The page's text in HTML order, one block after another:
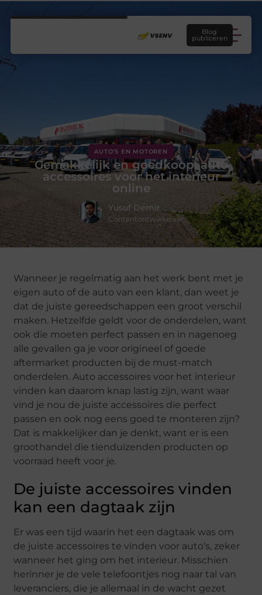
Blog
publiceren
AUTO’S EN MOTOREN
Gemakkelijk en goedkoop: auto
accessoires voor het interieur
online
Yusuf Demir
Contentontwikkelaar
Wanneer je regelmatig aan het werk bent met je
eigen auto of de auto van een klant, dan weet je
dat de juiste gereedschappen een groot verschil
maken. Hetzelfde geldt voor de onderdelen, want
ook die moeten perfect passen en in nagenoeg
alle gevallen ga je voor origineel of goede
aftermarket producten bij de must-match
onderdelen. Auto accessoires voor het interieur
vinden kan daarom knap lastig zijn, want waar
vind je nou de juiste accessoires die perfect
passen en ook nog eens goed te monteren zijn?
Dat is makkelijker dan je denkt, want er is een
groothandel die tienduizenden producten op
voorraad heeft voor je.
De juiste accessoires vinden
kan een dagtaak zijn
Er was een tijd waarin het een dagtaak was om
de juiste accessoires te vinden voor auto’s, zeker
wanneer het ging om het interieur. Misschien
herinner je de vele telefoontjes nog naar tal van
leveranciers, die je allemaal in de wacht gezet